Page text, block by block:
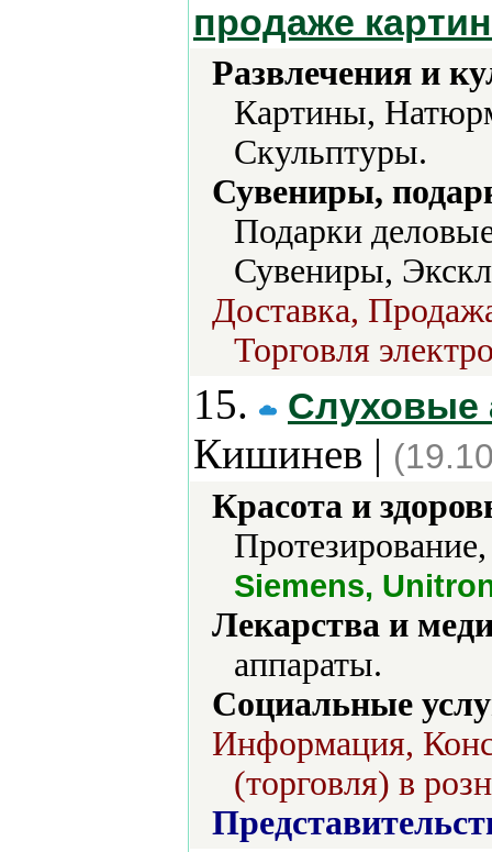
продаже
Развлечения и
Картины,
Скульптуры.
Сувениры,
Подарки
Сувениры,
Доставка,
Торговля
15. Слуховые
Кишинев |
Красота и
Siemens,
Лекарства и
аппараты.
Социальные
Информация,
(торговля) в